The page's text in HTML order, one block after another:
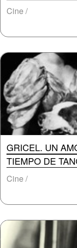
Cine /
GRICEL. UN
TIEMPO DE
Cine /